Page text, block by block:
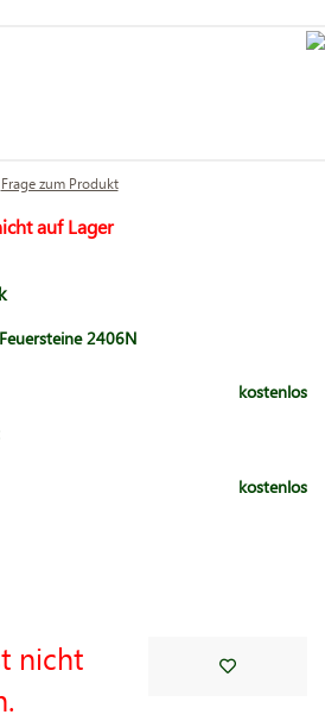
Frage zum Produkt
auf Lager
2406N
kostenlos
kostenlos
nicht